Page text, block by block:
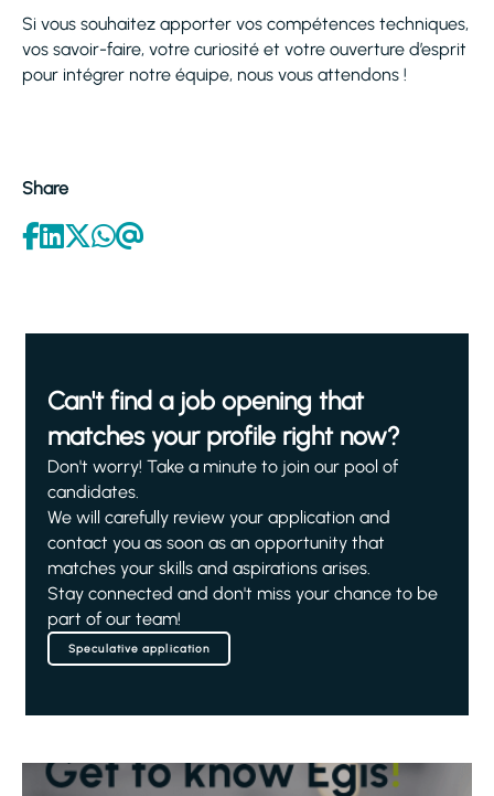
Si vous souhaitez apporter vos compétences techniques,
vos savoir-faire, votre curiosité et votre ouverture d’esprit
pour intégrer notre équipe, nous vous attendons !
Share
Can't find a job opening that
matches your profile right now?
Don't worry! Take a minute to join our pool of
candidates.
We will carefully review your application and
contact you as soon as an opportunity that
matches your skills and aspirations arises.
Stay connected and don't miss your chance to be
part of our team!
Speculative application